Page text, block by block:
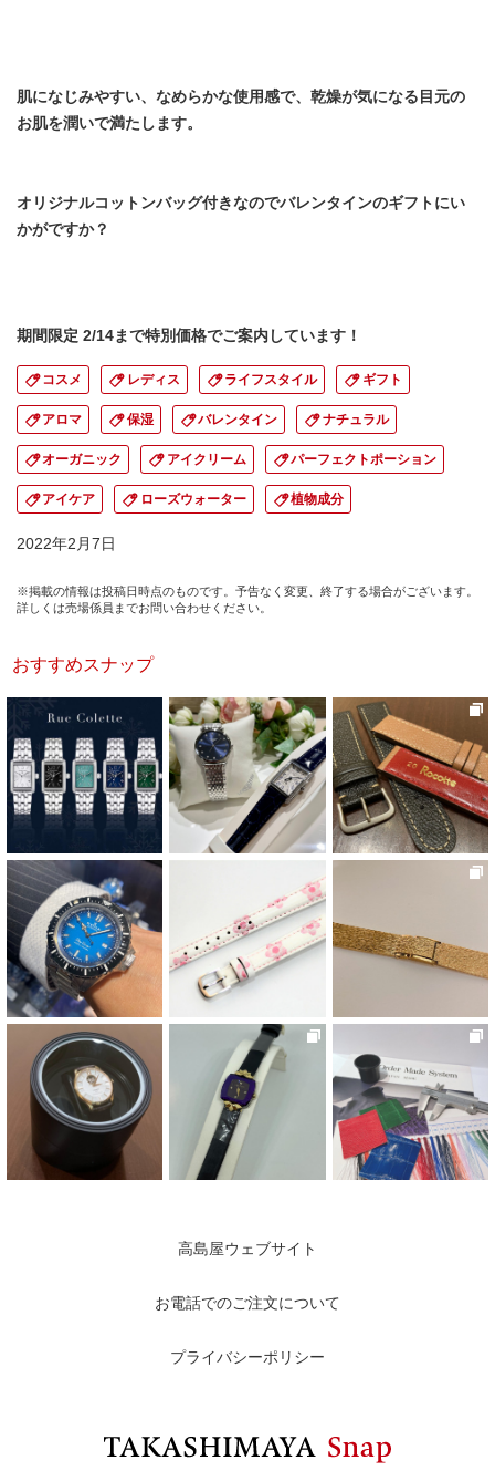
肌になじみやすい、なめらかな使用感で、乾燥が気になる目元の
お肌を潤いで満たします。
オリジナルコットンバッグ付きなのでバレンタインのギフトにい
かがですか？
期間限定 2/14まで特別価格でご案内しています！
コスメ レディス ライフスタイル ギフト
アロマ 保湿 バレンタイン ナチュラル
オーガニック アイクリーム パーフェクトポーション
アイケア ローズウォーター 植物成分
2022年2月7日
※掲載の情報は投稿日時点のものです。予告なく変更、終了する場合がございます。
詳しくは売場係員までお問い合わせください。
おすすめスナップ
高島屋ウェブサイト
お電話でのご注文について
プライバシーポリシー